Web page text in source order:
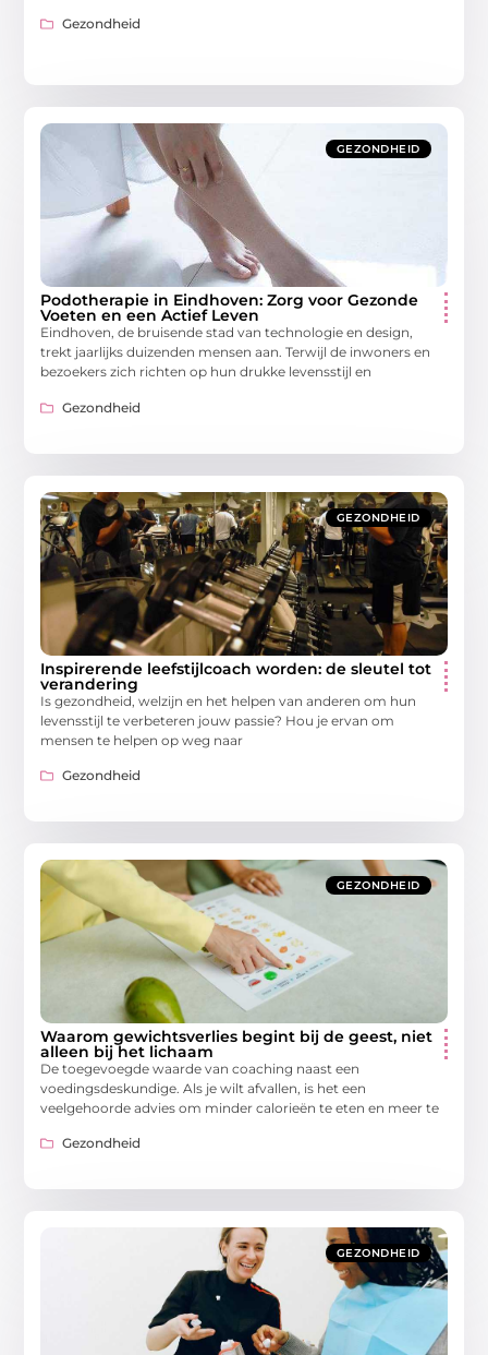
Gezondheid
GEZONDHEID
Podotherapie in Eindhoven: Zorg voor Gezonde
Voeten en een Actief Leven
Eindhoven, de bruisende stad van technologie en design,
trekt jaarlijks duizenden mensen aan. Terwijl de inwoners en
bezoekers zich richten op hun drukke levensstijl en
Gezondheid
GEZONDHEID
Inspirerende leefstijlcoach worden: de sleutel tot
verandering
Is gezondheid, welzijn en het helpen van anderen om hun
levensstijl te verbeteren jouw passie? Hou je ervan om
mensen te helpen op weg naar
Gezondheid
GEZONDHEID
Waarom gewichtsverlies begint bij de geest, niet
alleen bij het lichaam
De toegevoegde waarde van coaching naast een
voedingsdeskundige. Als je wilt afvallen, is het een
veelgehoorde advies om minder calorieën te eten en meer te
Gezondheid
GEZONDHEID